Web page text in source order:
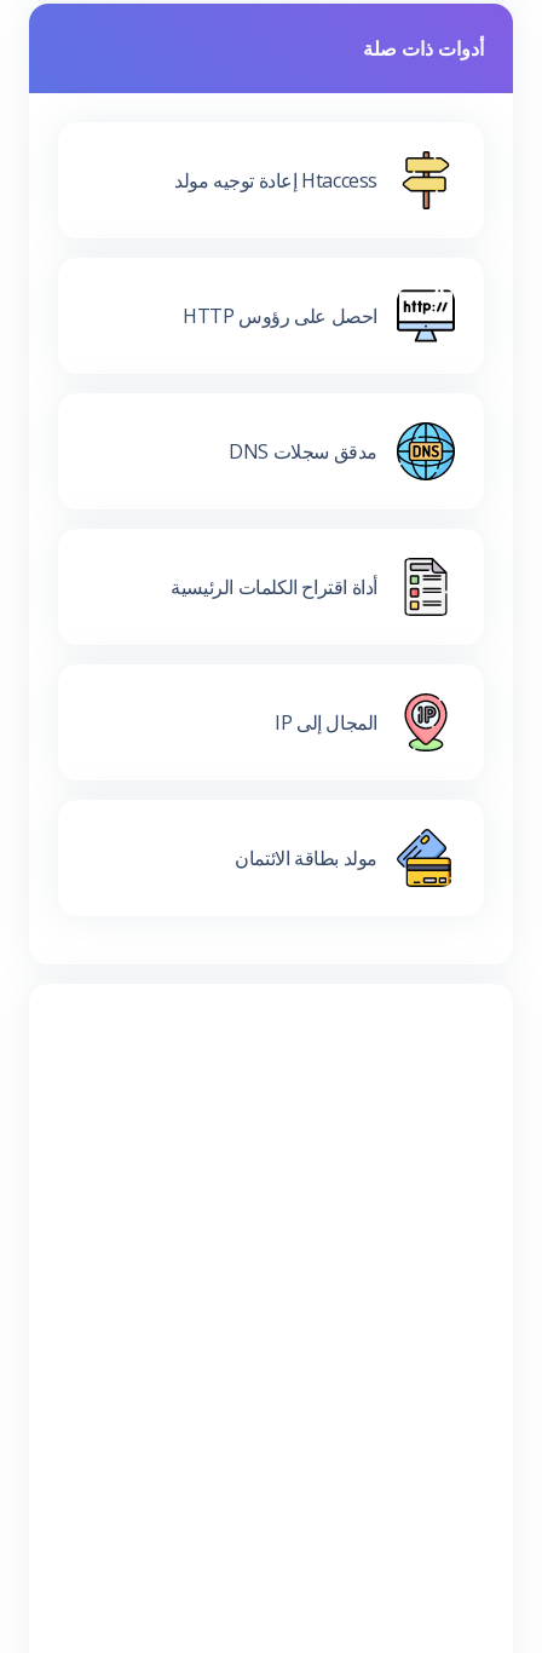
أدوات ذات صلة
Htaccess إعادة توجيه مولد
احصل على رؤوس HTTP
مدقق سجلات DNS
أداة اقتراح الكلمات الرئيسية
المجال إلى IP
مولد بطاقة الائتمان